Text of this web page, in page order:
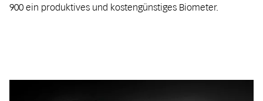
900 ein produktives und kostengünstiges Biometer.